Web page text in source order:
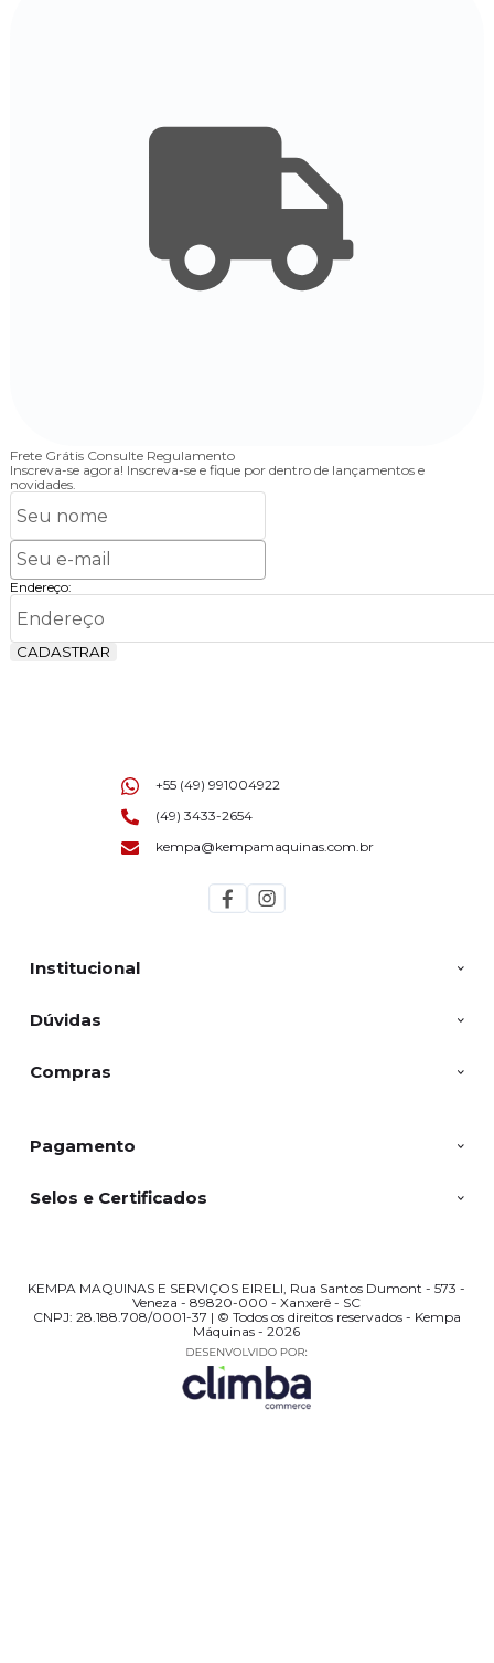
Frete Grátis Consulte Regulamento
Inscreva-se agora! Inscreva-se e fique por dentro de lançamentos e
novidades.
Endereço:
CADASTRAR
Institucional
Dúvidas
Compras
+55 (49) 991004922
(49) 3433-2654
kempa@kempamaquinas.com.br
Pagamento
Selos e Certificados
KEMPA MAQUINAS E SERVIÇOS EIRELI, Rua Santos Dumont - 573 -
Veneza - 89820-000 - Xanxerê - SC
CNPJ: 28.188.708/0001-37 | © Todos os direitos reservados - Kempa
Máquinas - 2026